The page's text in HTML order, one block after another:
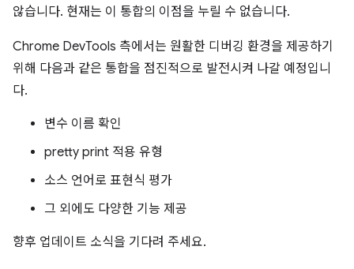
않습니다. 현재는 이 통합의 이점을 누릴 수 없습니다.
Chrome DevTools 측에서는 원활한 디버깅 환경을 제공하기
위해 다음과 같은 통합을 점진적으로 발전시켜 나갈 예정입니
다.
변수 이름 확인
pretty print 적용 유형
소스 언어로 표현식 평가
그 외에도 다양한 기능 제공
향후 업데이트 소식을 기다려 주세요.